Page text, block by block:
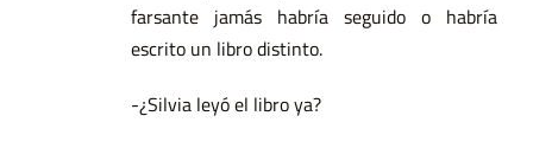
farsante jamás habría seguido o habría
escrito un libro distinto.
-¿Silvia leyó el libro ya?